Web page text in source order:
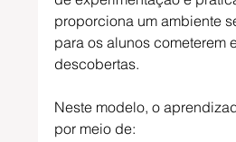
proporciona um ambiente
para os alunos cometerem
descobertas.
Neste modelo, o
por meio de: